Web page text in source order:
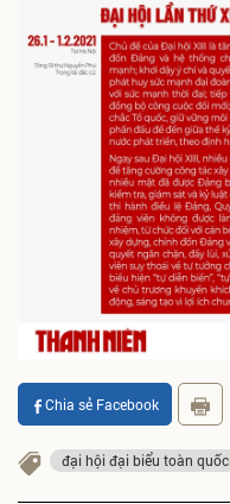
Chia sẻ Facebook
đại hội đại biểu toàn quốc